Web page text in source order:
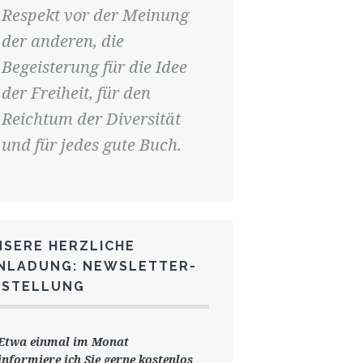
Respekt vor der Meinung
der anderen, die
Begeisterung für die Idee
der Freiheit, für den
Reichtum der Diversität
und für jedes gute Buch.
HERZLICHE
NEWSLETTER-
einmal im Monat
ich Sie gernekostenlos